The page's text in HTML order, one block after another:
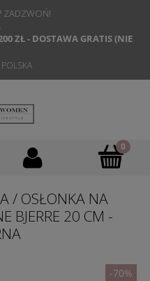
ZADZWOŃ!
ZŁ - DOSTAWA GRATIS (NIE
/ OSŁONKA NA
BJERRE 20 CM -
-70%